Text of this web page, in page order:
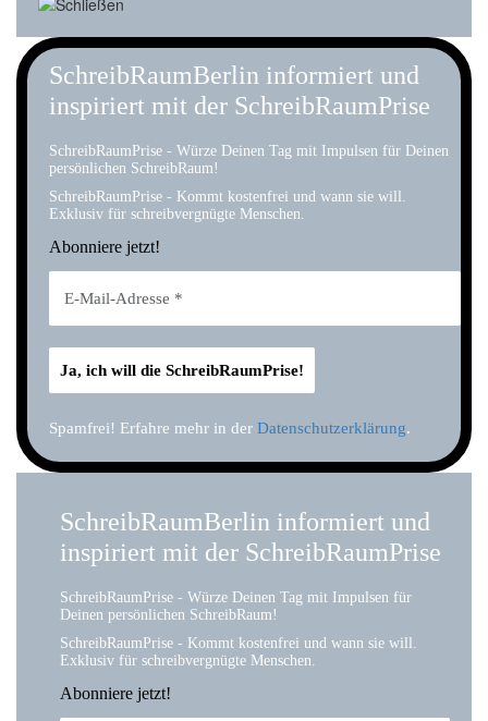
SchreibRaumBerlin informiert und
inspiriert mit der SchreibRaumPrise
SchreibRaumPrise - Würze Deinen Tag mit Impulsen für Deinen
persönlichen SchreibRaum!
SchreibRaumPrise - Kommt kostenfrei und wann sie will.
Exklusiv für schreibvergnügte Menschen.
Abonniere jetzt!
Spamfrei! Erfahre mehr in der Datenschutzerklärung.
SchreibRaumBerlin informiert und
inspiriert mit der SchreibRaumPrise
SchreibRaumPrise - Würze Deinen Tag mit Impulsen für
Deinen persönlichen SchreibRaum!
SchreibRaumPrise - Kommt kostenfrei und wann sie will.
Exklusiv für schreibvergnügte Menschen.
Abonniere jetzt!